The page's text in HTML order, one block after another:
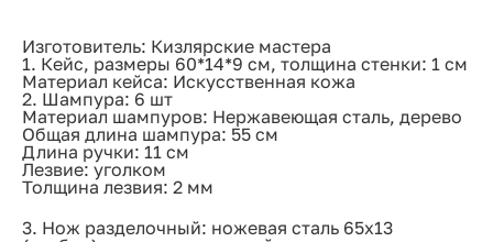
Изготовитель: Кизлярские мастера
1. Кейс, размеры 60*14*9 см, толщина стенки: 1 см
Материал кейса: Искусственная кожа
2. Шампура: 6 шт
Материал шампуров: Нержавеющая сталь, дерево
Общая длина шампура: 55 см
Длина ручки: 11 см
Лезвие: уголком
Толщина лезвия: 2 мм
3. Нож разделочный: ножевая сталь 65х13